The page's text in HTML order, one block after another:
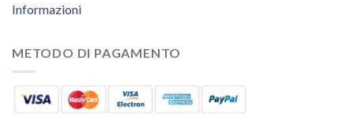
Informazioni
METODO DI PAGAMENTO